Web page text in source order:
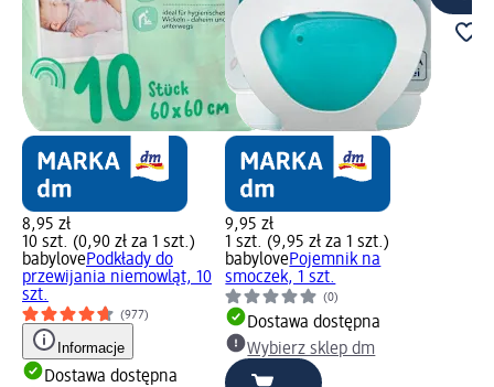
8,95 zł
10 szt. (0,90 zł za 1 szt.)
babylovePodkłady do
przewijania niemowląt, 10
szt.
(977)
Informacje
Dostawa dostępna
9,95 zł
1 szt. (9,95 zł za 1 szt.)
babylovePojemnik na
smoczek, 1 szt.
(0)
Dostawa dostępna
Wybierz sklep dm